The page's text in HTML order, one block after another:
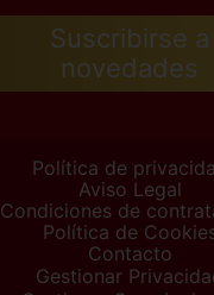
Suscribirse a
novedades
Política de
Aviso Legal
Condiciones de
Política de
Contacto
Gestionar